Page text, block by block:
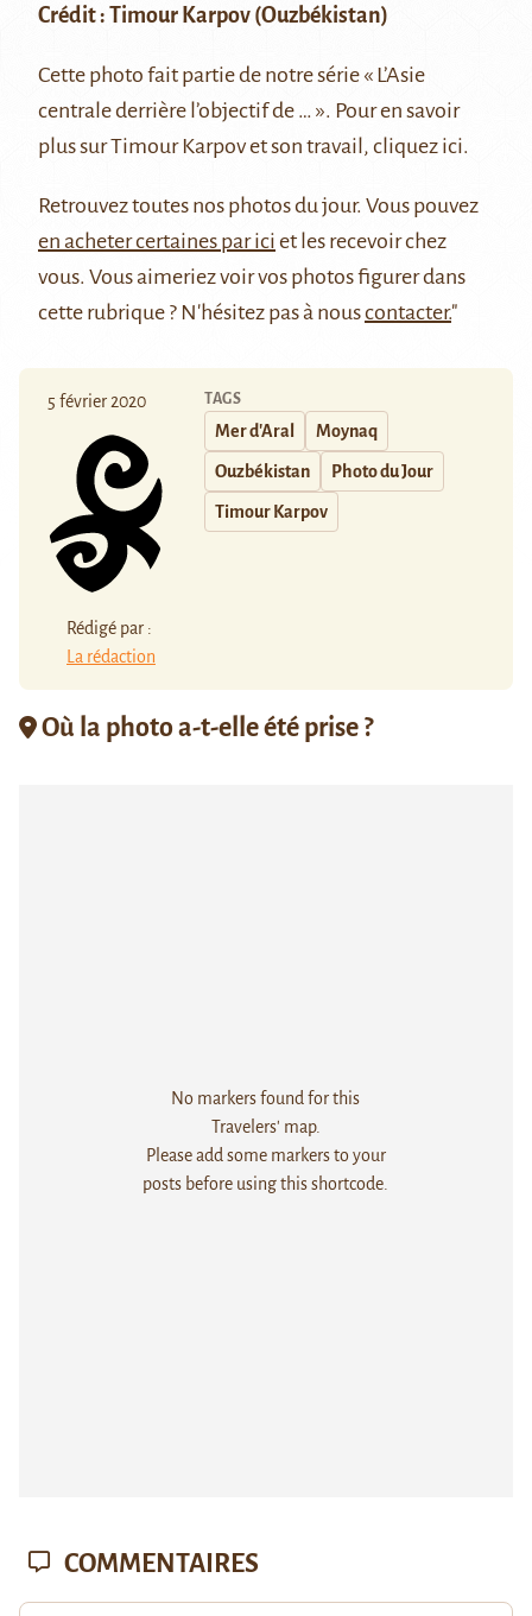
Crédit : Timour Karpov (Ouzbékistan)
Cette photo fait partie de notre série « L’Asie
centrale derrière l’objectif de … ». Pour en savoir
plus sur Timour Karpov et son travail, cliquez ici.
Retrouveztoutes nos photos du jour. Vous pouvez
en acheter certaines par ici et les recevoir chez
vous. Vous aimeriez voir vos photos figurer dans
cette rubrique ? N'hésitez pas à nouscontacter."
5 février 2020
Rédigé par :
La rédaction
TAGS
Mer d'Aral Moynaq
Ouzbékistan Photo du Jour
Timour Karpov
Où la photo a-t-elle été prise ?
No markers found for this
Travelers' map.
Please add some markers to your
posts before using this shortcode.
COMMENTAIRES